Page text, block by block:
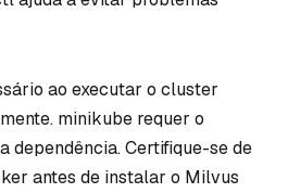
ao executar o cluster
minikube requer o
dependência. Certifique-se de
antes de instalar o Milvus